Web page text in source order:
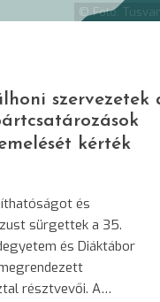
© Fotó:
szervezetek
kérték
és
sürgettek a 35.
és Diáktábor
résztvevői. A…